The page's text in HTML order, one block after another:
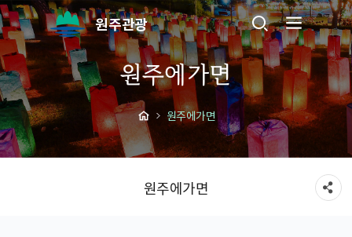
원주관광
원주에가면
원주에가면
원주에가면